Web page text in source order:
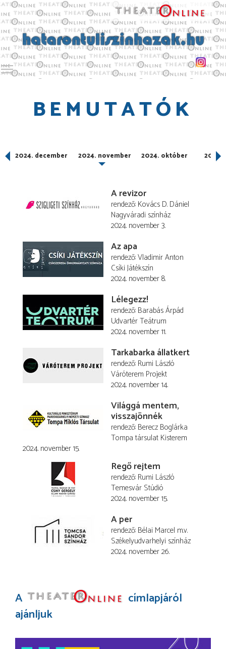
Toggle main menu visibility
BEMUTATÓK
2024. december 2024. november 2024. október 2024.
A revizor
rendező Kovács D. Dániel
Nagyváradi színház
2024. november 3.
Az apa
rendező Vladimir Anton
Csíki Játékszín
2024. november 8.
Lélegezz!
rendező Barabás Árpád
Udvartér Teátrum
2024. november 11.
Tarkabarka állatkert
rendező Rumi László
Váróterem Projekt
2024. november 14.
Világgá mentem,
visszajönnék
rendező Berecz Boglárka
Tompa társulat Kisterem
2024. november 15.
Regő rejtem
rendező Rumi László
Temesvár Stúdió
2024. november 15.
A per
rendező Bélai Marcel m.v.
Székelyudvarhelyi színház
2024. november 26.
A
címlapjáról
ajánljuk